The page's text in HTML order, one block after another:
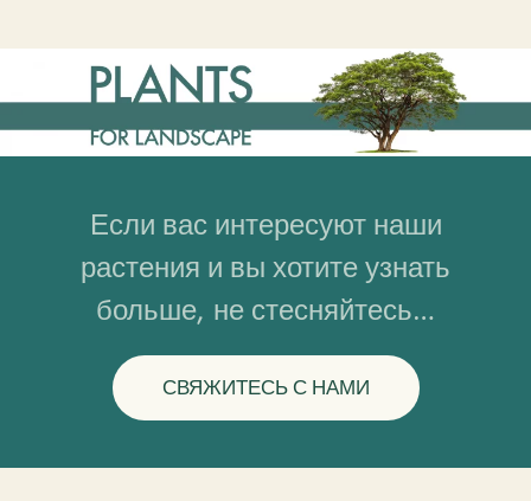
Если вас интересуют наши
растения и вы хотите узнать
больше, не стесняйтесь…
СВЯЖИТЕСЬ С НАМИ